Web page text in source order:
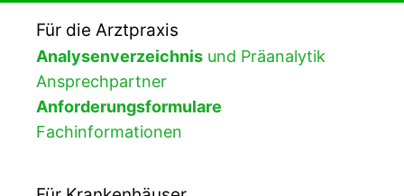
Für die Arztpraxis
Analysenverzeichnis und Präanalytik
Ansprechpartner
Anforderungsformulare
Fachinformationen